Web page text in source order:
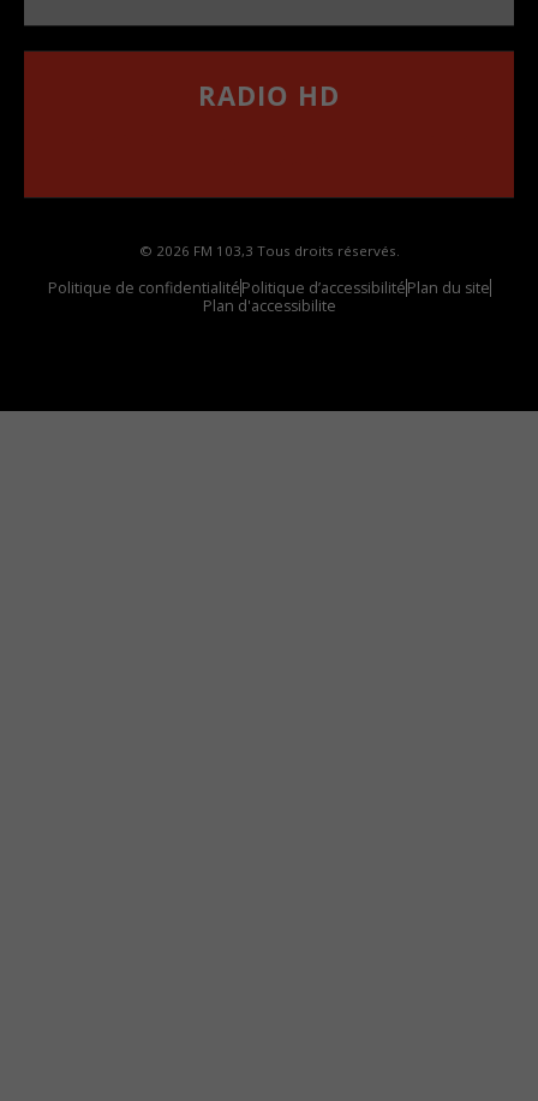
RADIO HD
© 2026 FM 103,3 Tous droits réservés.
Politique de confidentialitéPolitique d’accessibilitéPlan du site
Plan d'accessibilite